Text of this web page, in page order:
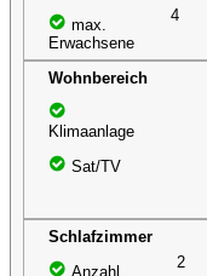
max.
Erwachsene
4
Wohnbereich
Klimaanlage
Sat/TV
Schlafzimmer
Anzahl
2